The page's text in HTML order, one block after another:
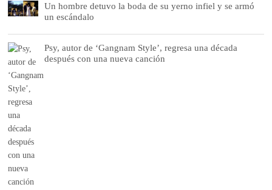
Un hombre detuvo la boda de su yerno infiel y se armó
un escándalo
Psy, autor de ‘Gangnam Style’, regresa una década
después con una nueva canción